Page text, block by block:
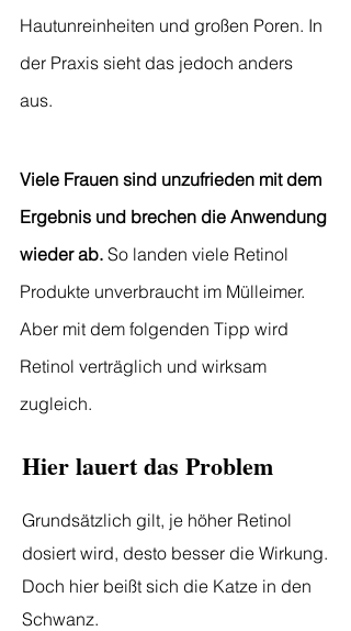
Hautunreinheiten und großen Poren. In
der Praxis sieht das jedoch anders
aus.
Viele Frauen sind unzufrieden mit dem
Ergebnis und brechen die Anwendung
wieder ab. So landen viele Retinol
Produkte unverbraucht im Mülleimer.
Aber mit dem folgenden Tipp wird
Retinol verträglich und wirksam
zugleich.
Hier lauert das Problem
Grundsätzlich gilt, je höher Retinol
dosiert wird, desto besser die Wirkung.
Doch hier beißt sich die Katze in den
Schwanz.